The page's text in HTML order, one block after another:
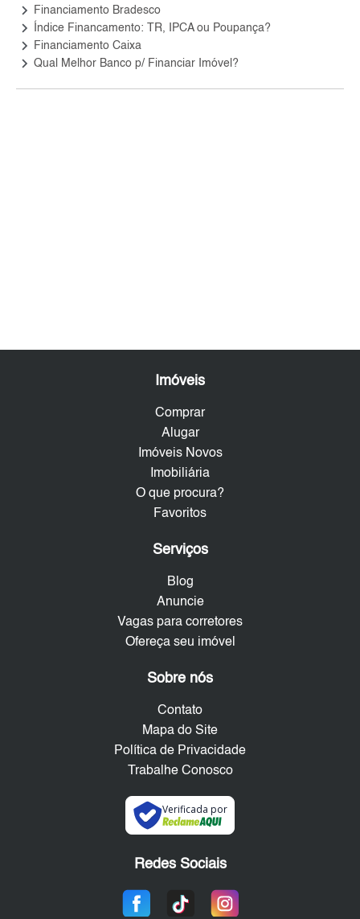
keyboard_arrow_right Financiamento Bradesco
keyboard_arrow_right Índice Financamento: TR, IPCA ou Poupança?
keyboard_arrow_right Financiamento Caixa
keyboard_arrow_right Qual Melhor Banco p/ Financiar Imóvel?
Imóveis
Comprar
Alugar
Imóveis Novos
Imobiliária
O que procura?
Favoritos
Serviços
Blog
Anuncie
Vagas para corretores
Ofereça seu imóvel
Sobre nós
Contato
Mapa do Site
Política de Privacidade
Trabalhe Conosco
Verificada por
Redes Sociais